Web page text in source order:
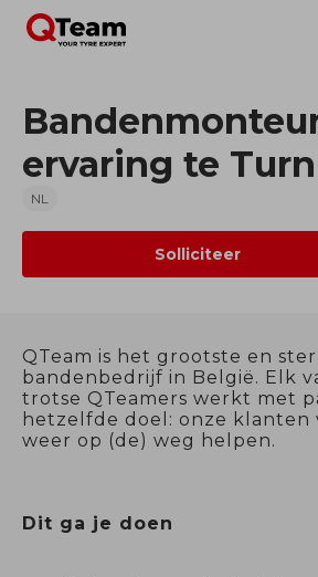
ervaring te
NL
Solliciteer
QTeam is het grootste en
bandenbedrijf in België. Elk
trotse QTeamers werkt met
hetzelfde doel: onze klanten
weer op (de) weg helpen.
Dit ga je doen